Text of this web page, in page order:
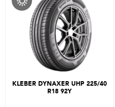
KLEBER DYNAXER UHP 225/40
R18 92Y